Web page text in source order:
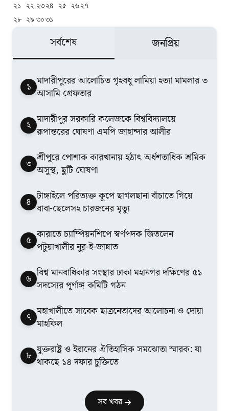
২১
২২ ২৩২৪ ২৫ ২৬২৭
২৮ ২৯ ৩০৩১
সর্বশেষ জনপ্রিয়
১ মাদারীপুরের আলোচিত গৃহবধূ লামিয়া হত্যা মামলার ৩
আসামি গ্রেফতার
২ মাদারীপুর সরকারি কলেজকে বিশ্ববিদ্যালয়ে
রূপান্তরের ঘোষণা এমপি জাহান্দার আলীর
৩ শ্রীপুরে পোশাক কারখানায় হঠাৎ অর্ধশতাধিক শ্রমিক
অসুস্থ, ছুটি ঘোষণা
৪ টাঙ্গাইলে পরিত্যক্ত কূপে ছাগলছানা বাঁচাতে গিয়ে
বাবা-ছেলেসহ চারজনের মৃত্যু
৫ কারাতে চ্যাম্পিয়নশিপে স্বর্ণপদক জিতলেন
পটুয়াখালীর নুর-ই-জান্নাত
৬ বিশ্ব মানবাধিকার সংস্থার ঢাকা মহানগর দক্ষিণের ৫১
সদস্যের পূর্ণাঙ্গ কমিটি গঠন
৭ মহাখালীতে সাবেক ছাত্রনেতাদের আলোচনা ও দোয়া
মাহফিল
৮ যুক্তরাষ্ট্র ও ইরানের ঐতিহাসিক সমঝোতা স্মারক: যা
থাকছে ১৪ দফার চুক্তিতে
সব খবর